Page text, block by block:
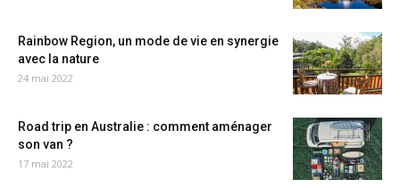
Rainbow Region, un mode de vie en synergie
avec la nature
24 mai 2022
Road trip en Australie : comment aménager
son van ?
17 mai 2022